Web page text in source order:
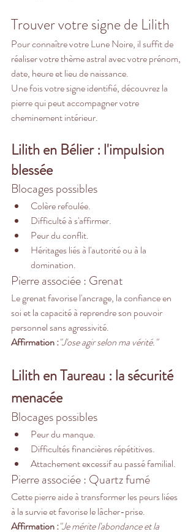
Trouver votre signe de Lilith
Pour connaître votre Lune Noire, il suffit de
réaliser votre thème astral avec votre prénom,
date, heure et lieu de naissance.
Une fois votre signe identifié, découvrez la
pierre qui peut accompagner votre
cheminement intérieur.
Lilith en Bélier : l'impulsion
blessée
Blocages possibles
Colère refoulée.
Difficulté à s'affirmer.
Peur du conflit.
Héritages liés à l'autorité ou à la
domination.
Pierre associée : Grenat
Le grenat favorise l'ancrage, la confiance en
soi et la capacité à reprendre son pouvoir
personnel sans agressivité.
Affirmation :"J'ose agir selon ma vérité."
Lilith en Taureau : la sécurité
menacée
Blocages possibles
Peur du manque.
Difficultés financières répétitives.
Attachement excessif au passé familial.
Pierre associée : Quartz fumé
Cette pierre aide à transformer les peurs liées
à la survie et favorise le lâcher-prise.
Affirmation :"Je mérite l'abondance et la